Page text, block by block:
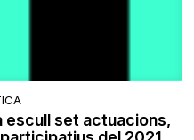
escull set actuacions,